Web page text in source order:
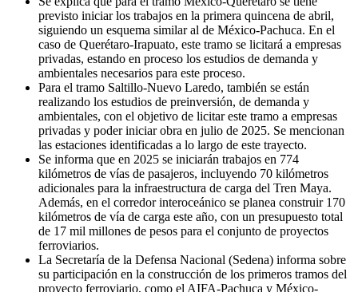
previsto iniciar los trabajos en la primera quincena de abril,
siguiendo un esquema similar al de México-Pachuca. En el
caso de Querétaro-Irapuato, este tramo se licitará a empresas
privadas, estando en proceso los estudios de demanda y
ambientales necesarios para este proceso.
Para el tramo Saltillo-Nuevo Laredo, también se están
realizando los estudios de preinversión, de demanda y
ambientales, con el objetivo de licitar este tramo a empresas
privadas y poder iniciar obra en julio de 2025. Se mencionan
las estaciones identificadas a lo largo de este trayecto.
Se informa que en 2025 se iniciarán trabajos en 774
kilómetros de vías de pasajeros, incluyendo 70 kilómetros
adicionales para la infraestructura de carga del Tren Maya.
Además, en el corredor interoceánico se planea construir 170
kilómetros de vía de carga este año, con un presupuesto total
de 17 mil millones de pesos para el conjunto de proyectos
ferroviarios.
La Secretaría de la Defensa Nacional (Sedena) informa sobre
su participación en la construcción de los primeros tramos del
proyecto ferroviario, como el AIFA-Pachuca y México-